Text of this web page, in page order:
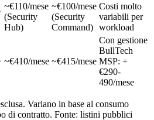
~€110/mese
(Security
Hub)
~€100/mese
(Security
Command)
Costi molto
variabili per
workload
~€410/mese ~€415/mese
Con gestione
BullTech
MSP: +
€290-
490/mese
Variano in base al consumo
di contratto. Fonte: listini pubblici